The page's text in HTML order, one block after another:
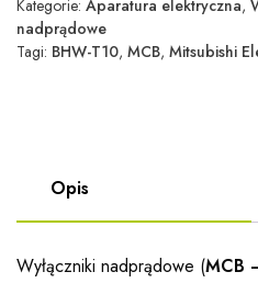
Kategorie: Aparatura elektryczna,
nadprądowe
Tagi: BHW-T10, MCB, Mitsubishi
Opis
Wyłączniki nadprądowe (MCB